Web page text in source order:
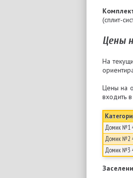
(сплит-
Цены
На
Цены на
входить
Домик №1
Домик №2
Домик №3